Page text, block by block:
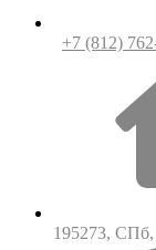
+7 (812)
195273, СПб,